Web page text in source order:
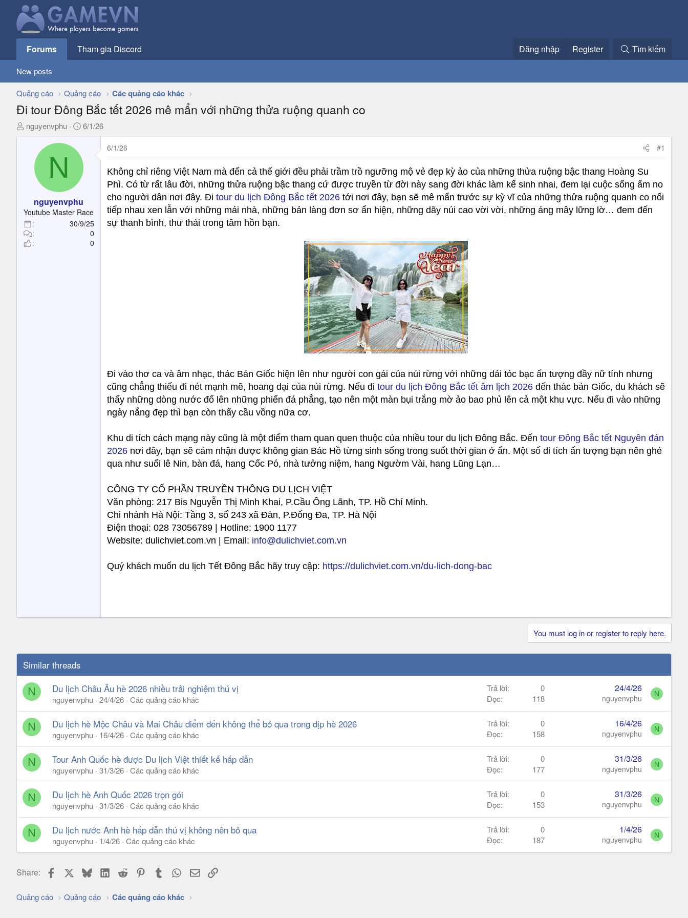
Forums Tham gia Discord Đăng nhập Register Tìm kiếm
New posts
Quảng cáo Quảng cáo Các quảng cáo khác
Đi tour Đông Bắc tết 2026 mê mẩn với những thửa ruộng quanh co
T
a
r
t
e
nguyenvphu
N
g
6/1/26
N
nguyenvphu
Youtube Master Race
30/9/25
0
0
6/1/26 #1
Không chỉ riêng Việt Nam mà đến cả thế giới đều phải trầm trồ ngưỡng mộ vẻ đẹp kỳ ảo của những thửa ruộng bậc thang Hoàng Su
Phì. Có từ rất lâu đời, những thửa ruộng bậc thang cứ được truyền từ đời này sang đời khác làm kế sinh nhai, đem lại cuộc sống ấm no
cho người dân nơi đây. Đi tour du lịch Đông Bắc tết 2026 tới nơi đây, bạn sẽ mê mẩn trước sự kỳ vĩ của những thửa ruộng quanh co nối
tiếp nhau xen lẫn với những mái nhà, những bản làng đơn sơ ẩn hiện, những dãy núi cao vời vời, những áng mây lững lờ… đem đến
sự thanh bình, thư thái trong tâm hồn bạn.
Đi vào thơ ca và âm nhạc, thác Bản Giốc hiện lên như người con gái của núi rừng với những dải tóc bạc ấn tượng đầy nữ tính nhưng
cũng chẳng thiếu đi nét mạnh mẽ, hoang dại của núi rừng. Nếu đi tour du lịch Đông Bắc tết âm lịch 2026 đến thác bản Giốc, du khách sẽ
thấy những dòng nước đổ lên những phiến đá phẳng, tạo nên một màn bụi trắng mờ ảo bao phủ lên cả một khu vực. Nếu đi vào những
ngày nắng đẹp thì bạn còn thấy cầu vồng nữa cơ.
Khu di tích cách mạng này cũng là một điểm tham quan quen thuộc của nhiều tour du lịch Đông Bắc. Đến tour Đông Bắc tết Nguyên đán
2026 nơi đây, bạn sẽ cảm nhận được không gian Bác Hồ từng sinh sống trong suốt thời gian ở ẩn. Một số di tích ấn tượng bạn nên ghé
qua như suối lê Nin, bàn đá, hang Cốc Pó, nhà tưởng niệm, hang Ngườm Vài, hang Lũng Lạn…
CÔNG TY CỔ PHẦN TRUYỀN THÔNG DU LỊCH VIỆT
Văn phòng: 217 Bis Nguyễn Thị Minh Khai, P.Cầu Ông Lãnh, TP. Hồ Chí Minh.
Chi nhánh Hà Nội: Tầng 3, số 243 xã Đàn, P.Đống Đa, TP. Hà Nội
Điện thoại: 028 73056789 | Hotline: 1900 1177
Website: dulichviet.com.vn | Email: info@dulichviet.com.vn
Quý khách muốn du lịch Tết Đông Bắc hãy truy cập: https://dulichviet.com.vn/du-lich-dong-bac
You must log in or register to reply here.
Similar threads
N Du lịch Châu Âu hè 2026 nhiều trải nghiệm thú vị
nguyenvphu 24/4/26 Các quảng cáo khác
Trả lời
0
Đọc
118
24/4/26
nguyenvphu N
N Du lịch hè Mộc Châu và Mai Châu điểm đến không thể bỏ qua trong dịp hè 2026
nguyenvphu 16/4/26 Các quảng cáo khác
Trả lời
0
Đọc
158
16/4/26
nguyenvphu N
N Tour Anh Quốc hè được Du lịch Việt thiết kế hấp dẫn
nguyenvphu 31/3/26 Các quảng cáo khác
Trả lời
0
Đọc
177
31/3/26
nguyenvphu N
N Du lịch hè Anh Quốc 2026 trọn gói
nguyenvphu 31/3/26 Các quảng cáo khác
Trả lời
0
Đọc
153
31/3/26
nguyenvphu N
N Du lịch nước Anh hè hấp dẫn thú vị không nên bỏ qua
nguyenvphu 1/4/26 Các quảng cáo khác
Trả lời
0
Đọc
187
1/4/26
nguyenvphu N
Share: FacebookBlueskyLinkedIn
Reddit Pinterest
Tumblr WhatsApp
EmailLink
Quảng cáo Quảng cáo Các quảng cáo khác